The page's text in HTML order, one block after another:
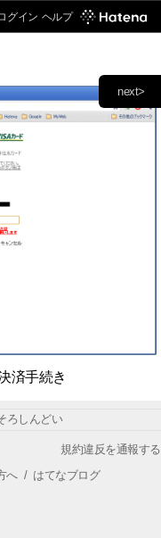
グイン ヘルプ
next>
済手続き
ろしんどい
規約違反を通報する
へ/ はてなブログ